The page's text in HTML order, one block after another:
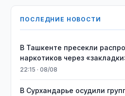
ПОСЛЕДНИЕ НОВОСТИ
В Ташкенте пресекли
наркотиков через
22:15 · 08/08
В Сурхандарье осудили